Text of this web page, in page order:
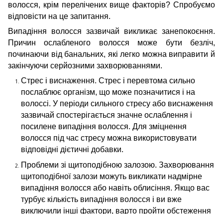
волосся, крім перелічених вище факторів? Спробуємо
відповісти на це запитання.
Випадіння волосся зазвичай викликає занепокоєння.
Причин ослабленого волосся може бути безліч,
починаючи від банальних, які легко можна виправити й
закінчуючи серйозними захворюваннями.
Стрес і виснаження. Стрес і перевтома сильно
послаблює організм, що може позначитися і на
волоссі. У періоди сильного стресу або виснаження
зазвичай спостерігається значне ослаблення і
посилене випадіння волосся. Для зміцнення
волосся під час стресу можна використовувати
відповідні дієтичні добавки.
Проблеми зі щитоподібною залозою. Захворювання
щитоподібної залози можуть викликати надмірне
випадіння волосся або навіть облисіння. Якщо вас
турбує кількість випадіння волосся і ви вже
виключили інші фактори, варто пройти обстеження